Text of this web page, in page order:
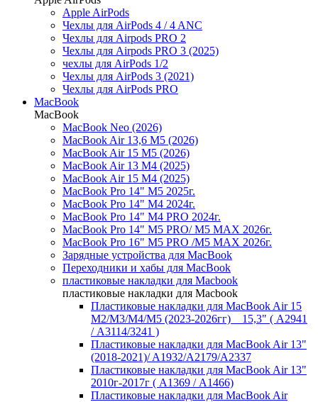
Apple AirPods
Чехлы для AirPods 4 / 4 ANC
Чехлы для Airpods PRO 2
Чехлы для Airpods PRO 3 (2025)
чехлы для AirPods 1/2
Чехлы для AirPods 3 (2021)
Чехлы для AirPods PRO
MacBook
MacBook
MacBook Neo (2026)
MacBook Air 13,6 M5 (2026)
MacBook Air 15 M5 (2026)
MacBook Air 13 M4 (2025)
MacBook Air 15 M4 (2025)
MacBook Pro 14" M5 2025г.
MacBook Pro 14" M4 2024г.
MacBook Pro 14" M4 PRO 2024г.
MacBook Pro 14" M5 PRO/ M5 MAX 2026г.
MacBook Pro 16" M5 PRO /M5 MAX 2026г.
Зарядные устройства для MacBook
Переходники и хабы для MacBook
пластиковые накладки для Macbook
пластиковые накладки для Macbook
Пластиковые накладки для MacBook Air 15
M2/M3/M4/M5 (2023-2026гг) _ 15,3" ( А2941
/ А3114/3241 )
Пластиковые накладки для MacBook Air 13"
(2018-2021)/ A1932/A2179/A2337
Пластиковые накладки для MacBook Air 13"
2010г-2017г ( А1369 / А1466)
Пластиковые накладки для MacBook Air